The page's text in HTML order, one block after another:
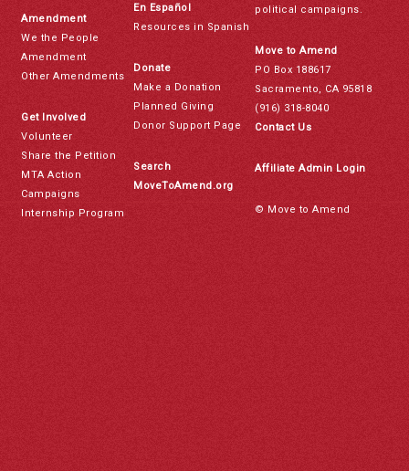
Amendment
We the People
Amendment
Other Amendments
Get Involved
Volunteer
Share the Petition
MTA Action
Campaigns
Internship Program
En Español
Resources in Spanish
Donate
Make a Donation
Planned Giving
Donor Support Page
Search
MoveToAmend.org
political campaigns.
Move to Amend
PO Box 188617
Sacramento, CA 95818
(916) 318-8040
Contact Us
Affiliate Admin Login
© Move to Amend